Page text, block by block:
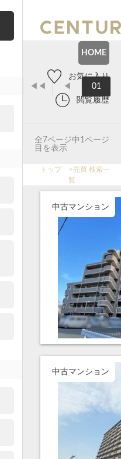
HOME
お気に入り
閲覧履歴
◀◀ ◀ 01
全7ページ中1ページ
目を表示
トップ >売買 検索一
覧
中古マンション
中古マンション